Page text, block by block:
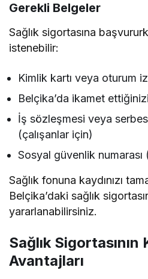
Gerekli Belgeler
Sağlık sigortasına
istenebilir:
Kimlik kartı veya oturum
Belçika’da ikamet
İş sözleşmesi veya
(çalışanlar için)
Sosyal güvenlik numarası
Sağlık fonuna kaydınızı
Belçika’daki sağlık
yararlanabilirsiniz.
Sağlık Sigortasının
Avantajları